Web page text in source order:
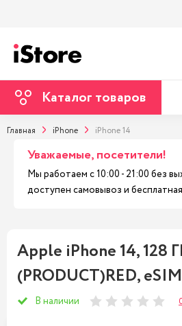
Каталог товаров
Главная iPhone iPhone 14
Уважаемые, посетители!
Мы работаем с 10:00 - 21:00 без
доступен самовывоз и
Apple iPhone 14, 128
(PRODUCT)RED, eSIM
В наличии